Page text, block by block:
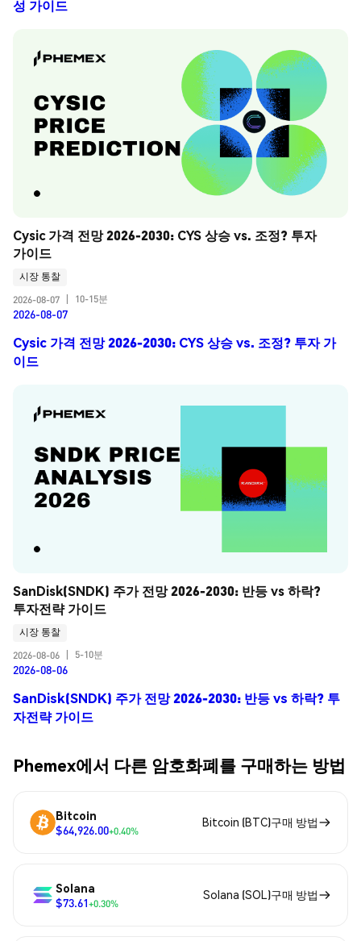
성 가이드
Cysic 가격 전망 2026-2030: CYS 상승 vs. 조정? 투자
가이드
시장 통찰
2026-08-07
10-15분
2026-08-07
Cysic 가격 전망 2026-2030: CYS 상승 vs. 조정? 투자 가
이드
SanDisk(SNDK) 주가 전망 2026-2030: 반등 vs 하락?
투자전략 가이드
시장 통찰
2026-08-06
5-10분
2026-08-06
SanDisk(SNDK) 주가 전망 2026-2030: 반등 vs 하락? 투
자전략 가이드
Phemex에서 다른 암호화폐를 구매하는 방법
Bitcoin
$64,926.00+0.40%
Bitcoin (BTC)구매 방법
Solana
$73.61+0.30%
Solana (SOL)구매 방법